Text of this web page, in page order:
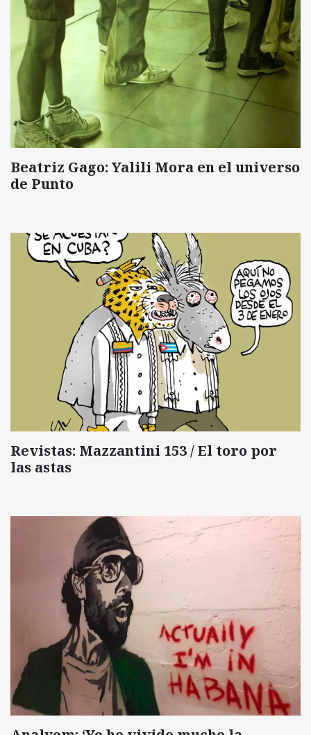
Beatriz Gago: Yalili Mora en el universo
de Punto
Revistas: Mazzantini 153 / El toro por
las astas